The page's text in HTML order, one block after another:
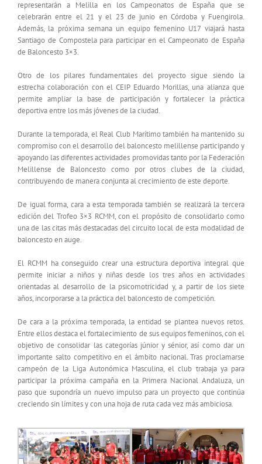
representarán a Melilla en los Campeonatos de España que se
celebrarán entre el 21 y el 23 de junio en Córdoba y Fuengirola.
Además, la próxima semana un equipo femenino U17 viajará hasta
Santiago de Compostela para participar en el Campeonato de España
de Baloncesto 3×3.
Otro de los pilares fundamentales del proyecto sigue siendo la
estrecha colaboración con el CEIP Eduardo Morillas, una alianza que
permite ampliar la base de participación y fortalecer la práctica
deportiva entre los más jóvenes de la ciudad.
Durante la temporada, el Real Club Marítimo también ha mantenido su
compromiso con el desarrollo del baloncesto melillense participando y
apoyando las diferentes actividades promovidas tanto por la Federación
Melillense de Baloncesto como por otros clubes de la ciudad,
contribuyendo de manera conjunta al crecimiento de este deporte.
De igual forma, cara a esta temporada también se realizará la tercera
edición del Trofeo 3×3 RCMM, con el propósito de consolidarlo como
una de las citas más destacadas del circuito local de esta modalidad de
baloncesto en auge.
El RCMM ha conseguido crear una estructura deportiva integral que
permite iniciar a niños y niñas desde los tres años en actividades
orientadas al desarrollo de la psicomotricidad y, a partir de los siete
años, incorporarse a la práctica del baloncesto de competición.
De cara a la próxima temporada, la entidad se plantea nuevos retos.
Entre ellos destaca el fortalecimiento de sus equipos femeninos, con el
objetivo de consolidar las categorías júnior y sénior, así como dar un
importante salto competitivo en el ámbito nacional. Tras proclamarse
campeón de la Liga Autonómica Masculina, el club trabaja ya para
participar la próxima campaña en la Primera Nacional Andaluza, un
paso que supondría un nuevo impulso para un proyecto que continúa
creciendo sin límites y con una hoja de ruta cada vez más ambiciosa.